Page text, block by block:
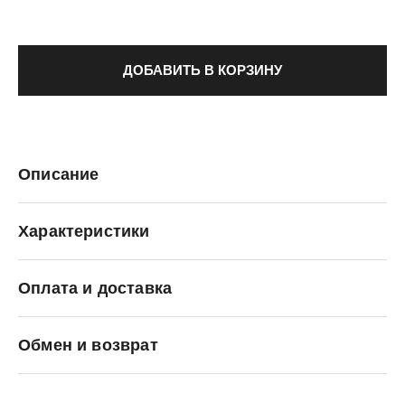
ДОБАВИТЬ В КОРЗИНУ
Описание
Характеристики
Оплата и доставка
Обмен и возврат